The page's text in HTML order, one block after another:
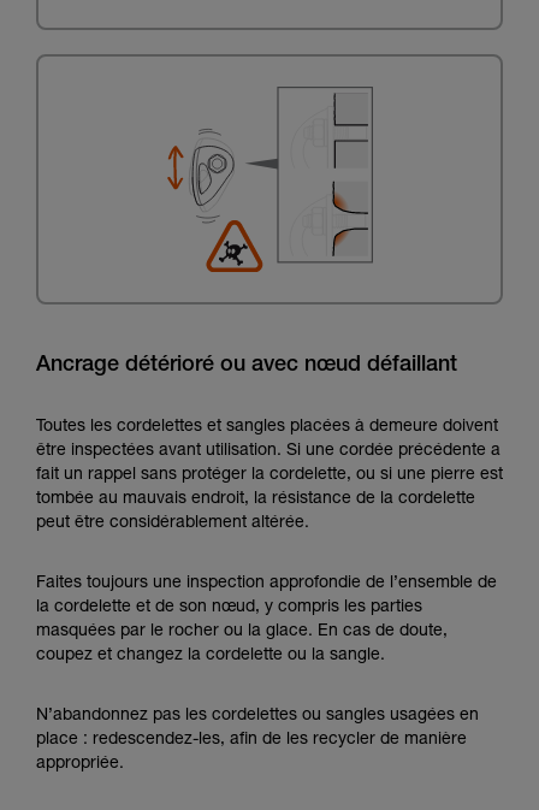
Ancrage détérioré ou avec nœud défaillant
Toutes les cordelettes et sangles placées à demeure doivent
être inspectées avant utilisation. Si une cordée précédente a
fait un rappel sans protéger la cordelette, ou si une pierre est
tombée au mauvais endroit, la résistance de la cordelette
peut être considérablement altérée.
Faites toujours une inspection approfondie de l’ensemble de
la cordelette et de son nœud, y compris les parties
masquées par le rocher ou la glace. En cas de doute,
coupez et changez la cordelette ou la sangle.
N’abandonnez pas les cordelettes ou sangles usagées en
place : redescendez-les, afin de les recycler de manière
appropriée.